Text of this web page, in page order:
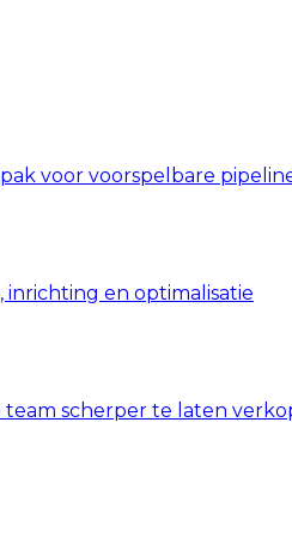
voor voorspelbare
en optimalisatie
team scherper te laten